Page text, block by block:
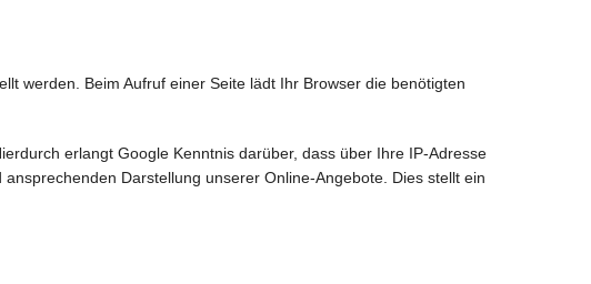
werden. Beim Aufruf einer Seite lädt Ihr Browser die benötigten
erlangt Google Kenntnis darüber, dass über Ihre IP-Adresse
Darstellung unserer Online-Angebote. Dies stellt ein